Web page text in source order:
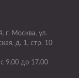
, г. Москва, ул.
д. 1, стр. 10
9.00 до 17.00